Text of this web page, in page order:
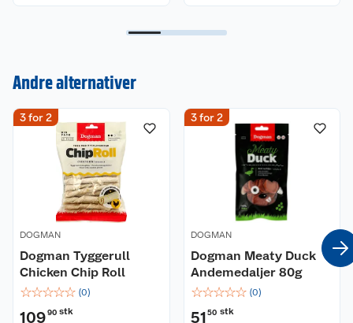
Andre alternativer
3 for 2
DOGMAN
Dogman Tyggerull
Chicken Chip Roll
☆☆☆☆☆ (0)
10990 stk
3 for 2
DOGMAN
Dogman Meaty Duck
Andemedaljer 80g
☆☆☆☆☆ (0)
51 50 stk
Om oss
Nyheter
Våre butikker
Våre merkevarer
Coop kjeder
Ledige stillinger
Bærekraft
Kontakt oss
Angre- og returrett
Reklamasjon og garanti
Ofte stilte spørsmål
Betalingsalternativer
Leveringsalternativer
Pakkesporing
Åpent kjøp
Coop medlem